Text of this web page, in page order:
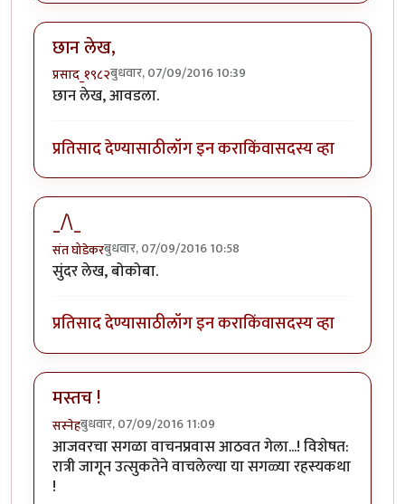
छान लेख,
प्रसाद_१९८२बुधवार, 07/09/2016 10:39
छान लेख, आवडला.
प्रतिसाद देण्यासाठीलॉग इन कराकिंवासदस्य व्हा
_/\_
संत घोडेकरबुधवार, 07/09/2016 10:58
सुंदर लेख, बोकोबा.
प्रतिसाद देण्यासाठीलॉग इन कराकिंवासदस्य व्हा
मस्तच !
सस्नेहबुधवार, 07/09/2016 11:09
आजवरचा सगळा वाचनप्रवास आठवत गेला...! विशेषत:
रात्री जागून उत्सुकतेने वाचलेल्या या सगळ्या रहस्यकथा
!